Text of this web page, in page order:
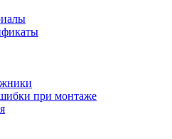
при монтаже